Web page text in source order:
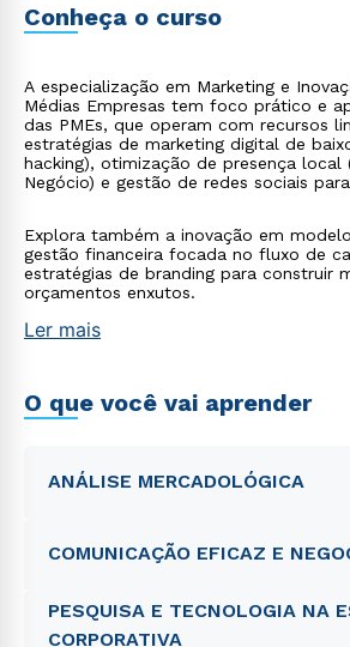
Conheça o curso
A especialização em Marketing e
Médias Empresas tem foco prático e
das PMEs, que operam com recursos
estratégias de marketing digital de
hacking), otimização de presença local
Negócio) e gestão de redes sociais
Explora também a inovação em
gestão financeira focada no fluxo de
estratégias de branding para construir
orçamentos enxutos.
Ler mais
O que você vai aprender
ANÁLISE MERCADOLÓGICA
COMUNICAÇÃO EFICAZ E
PESQUISA E TECNOLOGIA NA
CORPORATIVA